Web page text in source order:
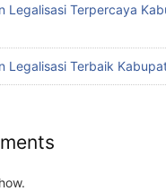
Legalisasi Terpercaya
Legalisasi Terbaik